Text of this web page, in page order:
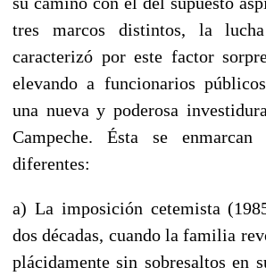
tres marcos distintos, la
caracterizó por este factor
elevando a funcionarios
una nueva y poderosa
Campeche. Ésta se
diferentes:
a) La imposición cetemista
dos décadas, cuando la familia
plácidamente sin sobresaltos en